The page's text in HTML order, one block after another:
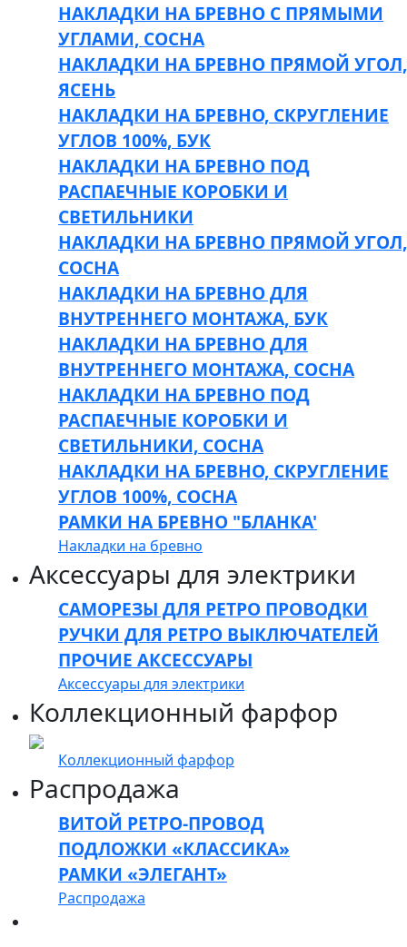
НАКЛАДКИ НА БРЕВНО С ПРЯМЫМИ
УГЛАМИ, СОСНА
НАКЛАДКИ НА БРЕВНО ПРЯМОЙ УГОЛ,
ЯСЕНЬ
НАКЛАДКИ НА БРЕВНО, СКРУГЛЕНИЕ
УГЛОВ 100%, БУК
НАКЛАДКИ НА БРЕВНО ПОД
РАСПАЕЧНЫЕ КОРОБКИ И
СВЕТИЛЬНИКИ
НАКЛАДКИ НА БРЕВНО ПРЯМОЙ УГОЛ,
СОСНА
НАКЛАДКИ НА БРЕВНО ДЛЯ
ВНУТРЕННЕГО МОНТАЖА, БУК
НАКЛАДКИ НА БРЕВНО ДЛЯ
ВНУТРЕННЕГО МОНТАЖА, СОСНА
НАКЛАДКИ НА БРЕВНО ПОД
РАСПАЕЧНЫЕ КОРОБКИ И
СВЕТИЛЬНИКИ, СОСНА
НАКЛАДКИ НА БРЕВНО, СКРУГЛЕНИЕ
УГЛОВ 100%, СОСНА
РАМКИ НА БРЕВНО "БЛАНКА'
Накладки на бревно
Аксессуары для электрики
САМОРЕЗЫ ДЛЯ РЕТРО ПРОВОДКИ
РУЧКИ ДЛЯ РЕТРО ВЫКЛЮЧАТЕЛЕЙ
ПРОЧИЕ АКСЕССУАРЫ
Аксессуары для электрики
Коллекционный фарфор
Коллекционный фарфор
Распродажа
ВИТОЙ РЕТРО-ПРОВОД
ПОДЛОЖКИ «КЛАССИКА»
РАМКИ «ЭЛЕГАНТ»
Распродажа